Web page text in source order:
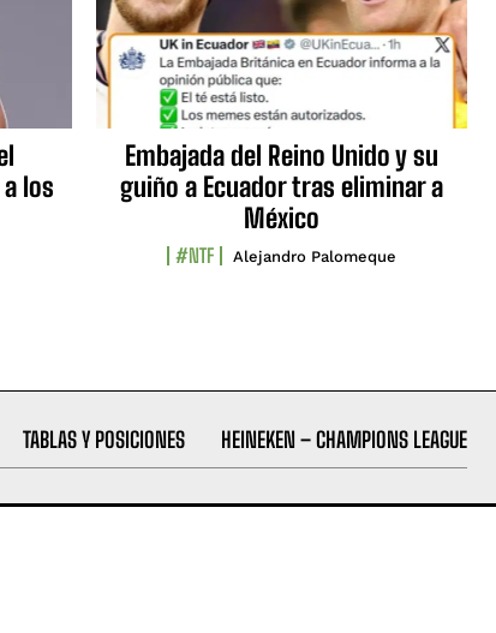
los
Embajada del Reino Unido y su
guiño a Ecuador tras eliminar a
México
#NTF Alejandro Palomeque
TABLAS Y POSICIONES HEINEKEN – CHAMPIONS LEAGUE